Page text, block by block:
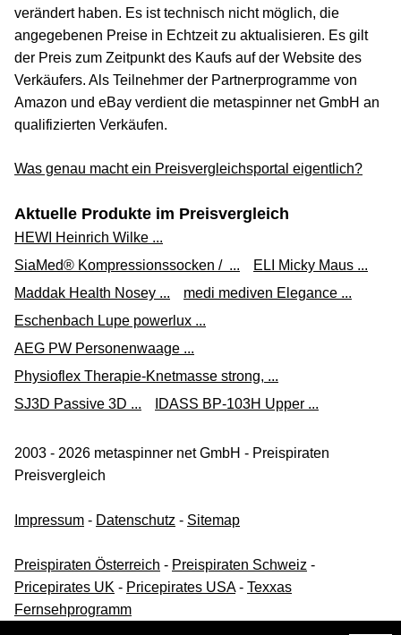
verändert haben. Es ist technisch nicht möglich, die
angegebenen Preise in Echtzeit zu aktualisieren. Es gilt
der Preis zum Zeitpunkt des Kaufs auf der Website des
Verkäufers. Als Teilnehmer der Partnerprogramme von
Amazon und eBay verdient die metaspinner net GmbH an
qualifizierten Verkäufen.
Was genau macht ein Preisvergleichsportal eigentlich?
Aktuelle Produkte im Preisvergleich
HEWI Heinrich Wilke ...
SiaMed® Kompressionssocken / ...
ELI Micky Maus ...
Maddak Health Nosey ...
medi mediven Elegance ...
Eschenbach Lupe powerlux ...
AEG PW Personenwaage ...
Physioflex Therapie-Knetmasse strong, ...
SJ3D Passive 3D ...
IDASS BP-103H Upper ...
2003 - 2026 metaspinner net GmbH - Preispiraten
Preisvergleich
Impressum - Datenschutz - Sitemap
Preispiraten Österreich - Preispiraten Schweiz -
Pricepirates UK - Pricepirates USA- Texxas
Fernsehprogramm